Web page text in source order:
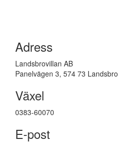
Adress
Landsbrovillan AB
Panelvägen 3, 574 73 Landsbro
Växel
0383-60070
E-post